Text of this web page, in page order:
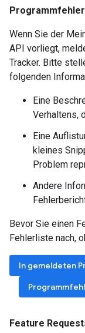
Programmfehler
Wenn Sie der
API vorliegt,
Tracker. Bitte
folgenden
Eine
Verhaltens,
Eine
kleines
Problem
Andere
Bevor Sie einen
Fehlerliste nach,
In gemeldeten
Feature